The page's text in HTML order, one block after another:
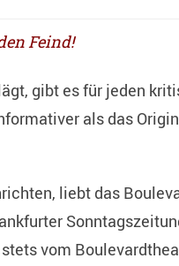
Feind!
gibt es für jeden
als das
liebt das
vom